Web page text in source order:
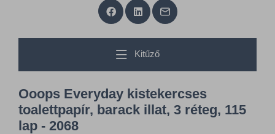
Kitűző
Ooops Everyday kistekercses
toalettpapír, barack illat, 3 réteg, 115
lap - 2068